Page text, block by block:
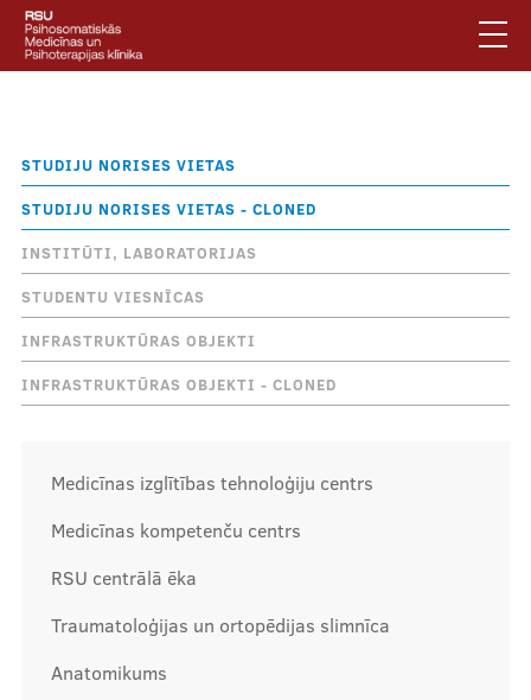
Pārlekt
galveno
saturu
Meklēt Mobile
augšējā
izvēlne
Jautājumi un atbildes
Privātuma politika
Vides pieejamība
Piesakies jaunumiem
Mobile
izvēlne
Pakalpojumi
Mūsu komanda
Atpakaļceļš
STUDIJU NORISES VIETAS
STUDIJU NORISES VIETAS - CLONED
INSTITŪTI, LABORATORIJAS
STUDENTU VIESNĪCAS
INFRASTRUKTŪRAS OBJEKTI
INFRASTRUKTŪRAS OBJEKTI - CLONED
Medicīnas izglītības tehnoloģiju centrs
Medicīnas kompetenču centrs
RSU centrālā ēka
Traumatoloģijas un ortopēdijas slimnīca
Anatomikums